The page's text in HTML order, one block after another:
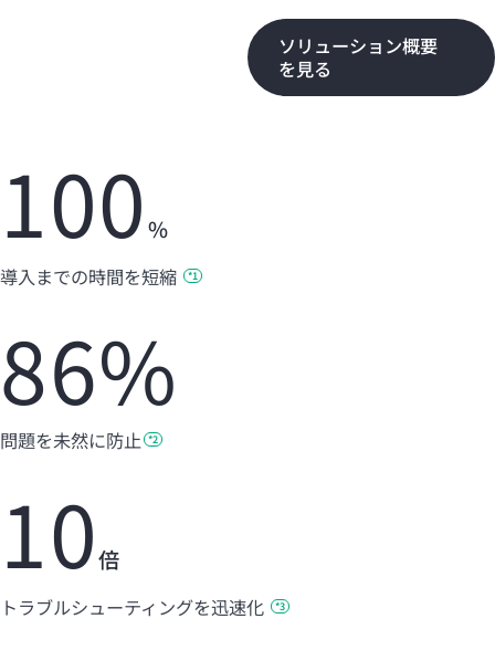
ソリューション概要
を見る
100 %
導入までの時間を短縮 *1
86%
問題を未然に防止 *2
10倍
トラブルシューティングを迅速化 *3